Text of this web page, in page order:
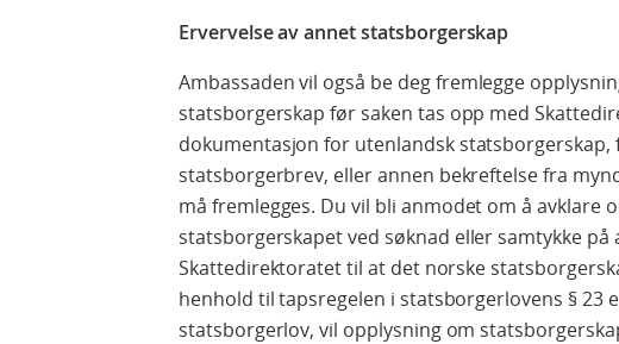
Ervervelse av annet statsborgerskap
Ambassaden vil også be deg fremlegge
statsborgerskap før saken tas opp med
dokumentasjon for utenlandsk statsborgerskap,
statsborgerbrev, eller annen bekreftelse fra
må fremlegges. Du vil bli anmodet om å avklare
statsborgerskapet ved søknad eller samtykke
Skattedirektoratet til at det norske
henhold til tapsregelen i statsborgerlovens § 23
statsborgerlov, vil opplysning om